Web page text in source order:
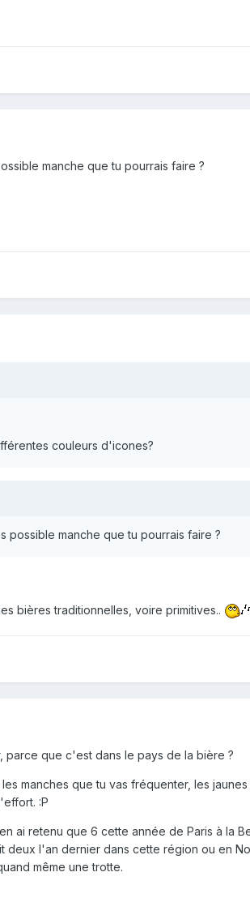
manche que tu pourrais faire ?
couleurs d'icones?
possible manche que tu pourrais faire ?
bières traditionnelles, voire primitives..
parce que c'est dans le pays de la bière ?
manches que tu vas fréquenter, les jaunes
:P
ai retenu que 6 cette année de Paris à la
l'an dernier dans cette région ou en
même une trotte.